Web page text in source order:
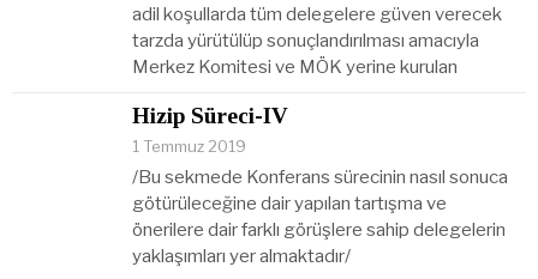
adil koşullarda tüm delegelere güven verecek
tarzda yürütülüp sonuçlandırılması amacıyla
Merkez Komitesi ve MÖK yerine kurulan
Hizip Süreci-IV
1 Temmuz 2019
/Bu sekmede Konferans sürecinin nasıl sonuca
götürüleceğine dair yapılan tartışma ve
önerilere dair farklı görüşlere sahip delegelerin
yaklaşımları yer almaktadır/